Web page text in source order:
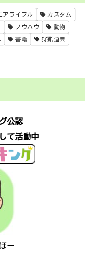
アライフル カスタム
ノウハウ 動物
書籍 狩猟道具
公認
て活動中
ー